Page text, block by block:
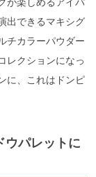
出できるマキシグ
チカラーパウダー
レクションになっ
に、これはドンピ
ウパレットに